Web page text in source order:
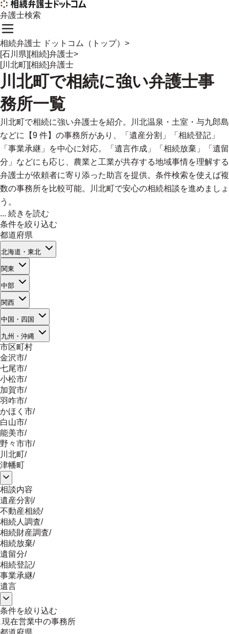
弁護士検索
相続弁護士 ドットコム（トップ） >
[石川県][相続]弁護士>
[川北町][相続]弁護士
川北町で相続に強い弁護士事
務所一覧
川北町で相続に強い弁護士を紹介。川北温泉・土室・与九郎島
などに【9 件】の事務所があり、「遺産分割」「相続登記」
「事業承継」を中心に対応。「遺言作成」「相続放棄」「遺留
分」などにも応じ、農業と工業が共存する地域事情を理解する
弁護士が依頼者に寄り添った助言を提供。条件検索を使えば複
数の事務所を比較可能。川北町で安心の相続相談を進めましょ
う。
... 続きを読む
条件を絞り込む
都道府県
北海道・東北
関東
中部
関西
中国・四国
九州・沖縄
市区町村
金沢市/
七尾市/
小松市/
加賀市/
羽咋市/
かほく市/
白山市/
能美市/
野々市市/
川北町/
津幡町
相談内容
遺産分割/
不動産相続/
相続人調査/
相続財産調査/
相続放棄/
遺留分/
相続登記/
事業承継/
遺言
条件を絞り込む
現在営業中の事務所
都道府県